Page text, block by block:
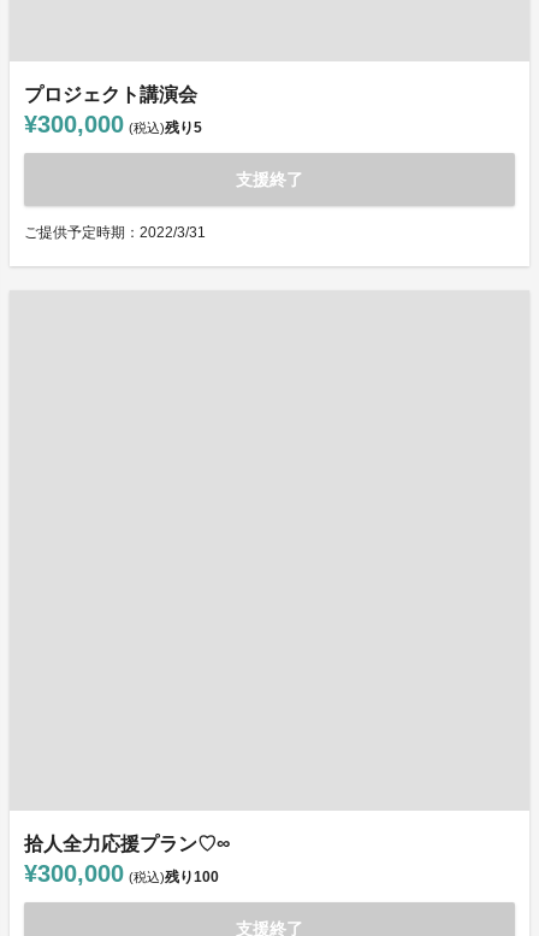
プロジェクト講演会
¥300,000 (税込)残り5
支援終了
ご提供予定時期：2022/3/31
拾人全力応援プラン♡∞
¥300,000 (税込)残り100
支援終了